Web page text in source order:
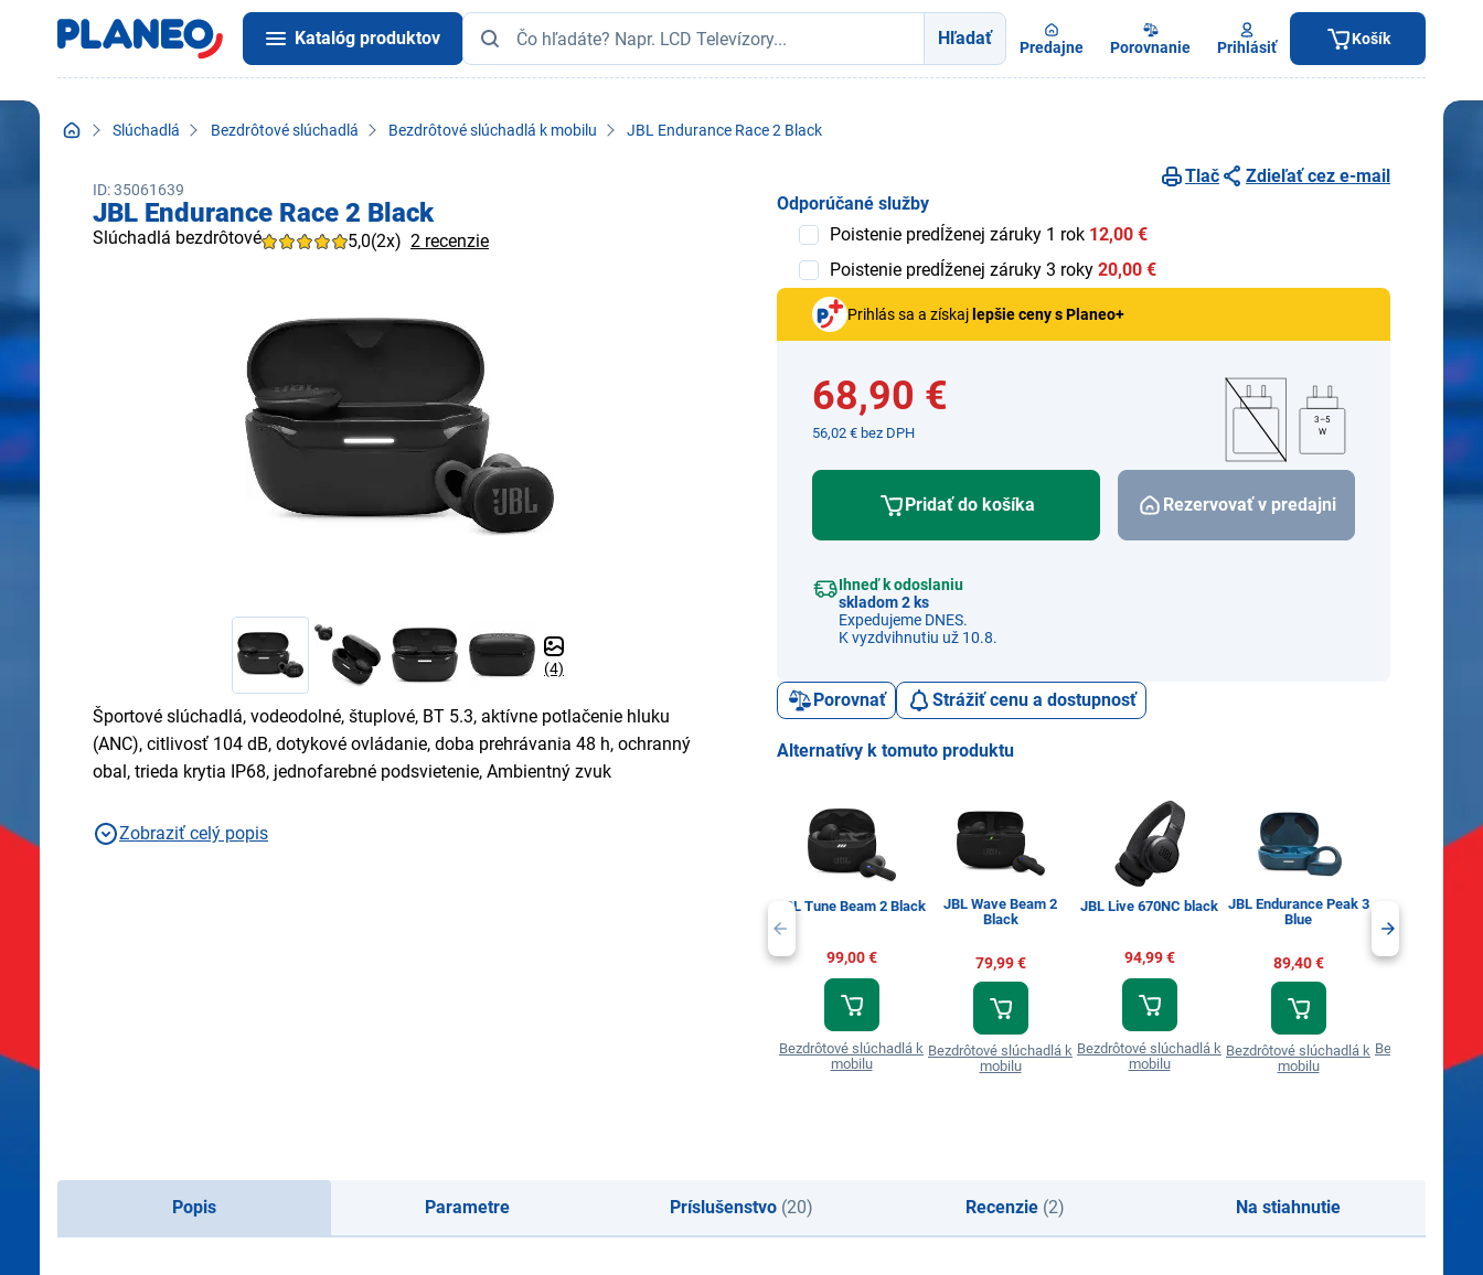
Katalóg produktov Hľadať Predajne Porovnanie Prihlásiť Košík
Slúchadlá Bezdrôtové slúchadlá Bezdrôtové slúchadlá k mobilu JBL Endurance Race 2 Black
ID: 35061639
JBL Endurance Race 2 Black
Slúchadlá bezdrôtové 5,0(2x) 2 recenzie
(4)
Športové slúchadlá, vodeodolné, štuplové, BT 5.3, aktívne potlačenie hluku
(ANC), citlivosť 104 dB, dotykové ovládanie, doba prehrávania 48 h, ochranný
obal, trieda krytia IP68, jednofarebné podsvietenie, Ambientný zvuk
Zobraziť celý popis
Tlač
Zdieľať cez e-mail
Odporúčané služby
Poistenie predĺženej záruky 1 rok 12,00 €
Poistenie predĺženej záruky 3 roky 20,00 €
Prihlás sa a získaj lepšie ceny s Planeo+
68,90 €
56,02 € bez DPH
3–5
W
Pridať do košíka
Ihneď k odoslaniu
skladom 2 ks
Expedujeme DNES.
K vyzdvihnutiu už 10.8.
Rezervovať v predajni
Porovnať Strážiť cenu a dostupnosť
Alternatívy k tomuto produktu
JBL Tune Beam 2 Black
99,00 €
Bezdrôtové slúchadlá k
mobilu
JBL Wave Beam 2
Black
79,99 €
Bezdrôtové slúchadlá k
mobilu
JBL Live 670NC black
94,99 €
Bezdrôtové slúchadlá k
mobilu
JBL Endurance Peak 3
Blue
89,40 €
Bezdrôtové slúchadlá k
mobilu
Bezdrôtové
mobilu
Popis Parametre Príslušenstvo(20) Recenzie(2) Na stiahnutie